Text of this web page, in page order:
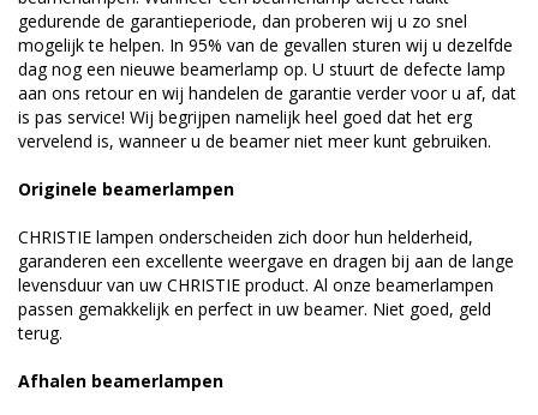
gedurende de garantieperiode, dan proberen wij u zo snel
mogelijk te helpen. In 95% van de gevallen sturen wij u dezelfde
dag nog een nieuwe beamerlamp op. U stuurt de defecte lamp
aan ons retour en wij handelen de garantie verder voor u af, dat
is pas service! Wij begrijpen namelijk heel goed dat het erg
vervelend is, wanneer u de beamer niet meer kunt gebruiken.
Originele beamerlampen
CHRISTIE lampen onderscheiden zich door hun helderheid,
garanderen een excellente weergave en dragen bij aan de lange
levensduur van uw CHRISTIE product. Al onze beamerlampen
passen gemakkelijk en perfect in uw beamer. Niet goed, geld
terug.
Afhalen beamerlampen